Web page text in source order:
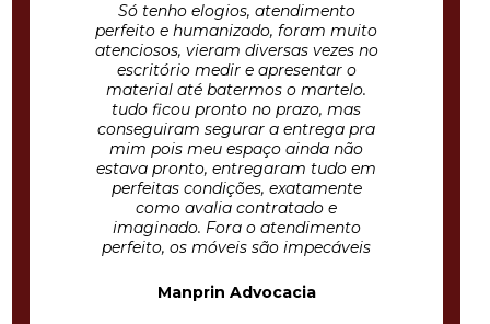
Só tenho elogios, atendimento
perfeito e humanizado, foram muito
atenciosos, vieram diversas vezes no
escritório medir e apresentar o
material até batermos o martelo.
tudo ficou pronto no prazo, mas
conseguiram segurar a entrega pra
mim pois meu espaço ainda não
estava pronto, entregaram tudo em
perfeitas condições, exatamente
como avalia contratado e
imaginado. Fora o atendimento
perfeito, os móveis são impecáveis
Manprin Advocacia